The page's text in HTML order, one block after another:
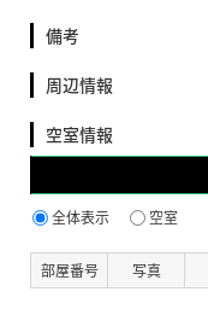
備考
周辺情報
空室情報
全体表示 空室
部屋番号 写真